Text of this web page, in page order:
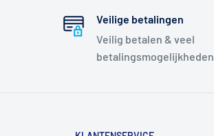
Veilige betalingen
Veilig betalen & veel
betalingsmogelijkheden